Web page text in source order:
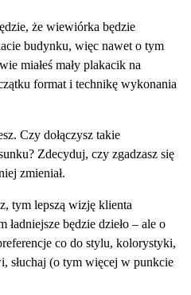
że wiewiórka będzie
budynku, więc nawet o tym
miałeś mały plakacik na
format i technikę wykonania
Czy dołączysz takie
Zdecyduj, czy zgadzasz się
zmieniał.
tym lepszą wizję klienta
będzie dzieło – ale o
co do stylu, kolorystyki,
słuchaj (o tym więcej w punkcie